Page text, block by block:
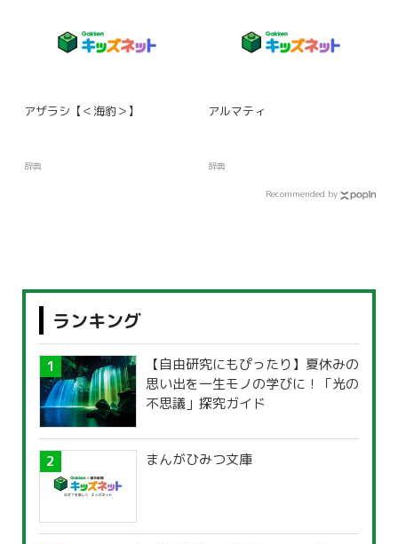
アザラシ【＜海豹＞】
辞典
アルマティ
辞典
Recommended by
ランキング
【自由研究にもぴったり】夏休みの
思い出を一生モノの学びに！「光の
不思議」探究ガイド
まんがひみつ文庫